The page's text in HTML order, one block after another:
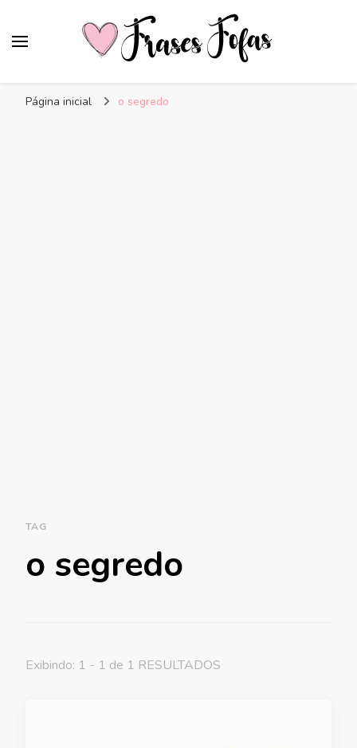
Página inicial o segredo
TAG
o segredo
Exibindo: 1 - 1 de 1 RESULTADOS